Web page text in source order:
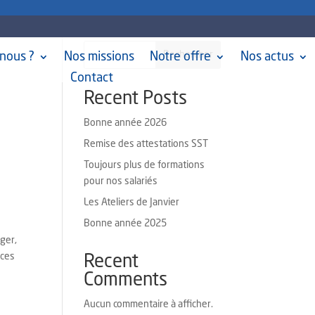
? Nos missions Notre offre
Nos actus
Contact
Rechercher
Recent Posts
Bonne année 2026
Remise des attestations SST
Toujours plus de formations
pour nos salariés
Les Ateliers de Janvier
Bonne année 2025
Recent
Comments
Aucun commentaire à afficher.